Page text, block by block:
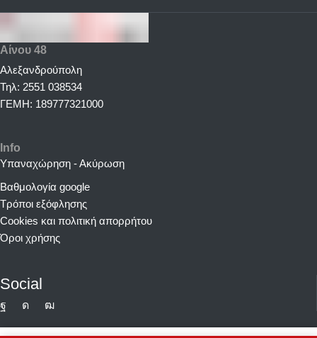
Αίνου 48
Αλεξανδρούπολη
Τηλ: 2551 038534
ΓΕΜΗ: 189777321000
Info
Υπαναχώρηση - Ακύρωση
Βαθμολογία google
Τρόποι εξόφλησης
Cookies και πολιτική απορρήτου
Όροι χρήσης
Social
Facebook
Instagram
Youtube